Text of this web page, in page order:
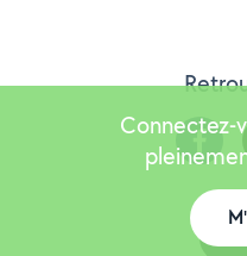
Connectez-